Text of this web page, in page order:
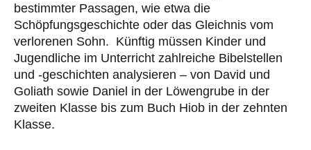
bestimmter Passagen, wie etwa die
Schöpfungsgeschichte oder das Gleichnis vom
verlorenen Sohn. Künftig müssen Kinder und
Jugendliche im Unterricht zahlreiche Bibelstellen
und -geschichten analysieren – von David und
Goliath sowie Daniel in der Löwengrube in der
zweiten Klasse bis zum Buch Hiob in der zehnten
Klasse.